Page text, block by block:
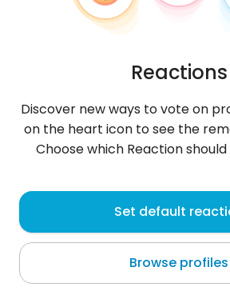
Romantyczka129 , 52
Poniatowa
Szukam mężczyzny do stałego
Małolatom dziękuję
Reactions
Discover new ways to vote on
on the heart icon to see the
Choose which Reaction
Set default
Browse profiles